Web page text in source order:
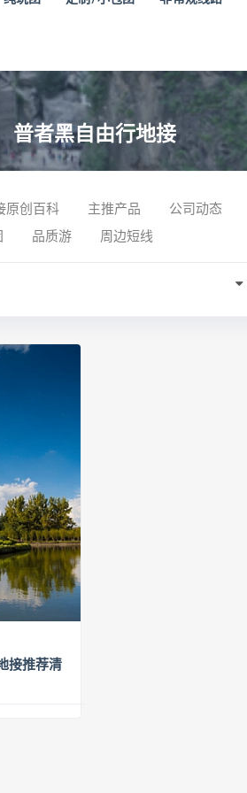
普者黑自由行地接
原创百科 主推产品 公司动态
品质游 周边短线
接推荐清